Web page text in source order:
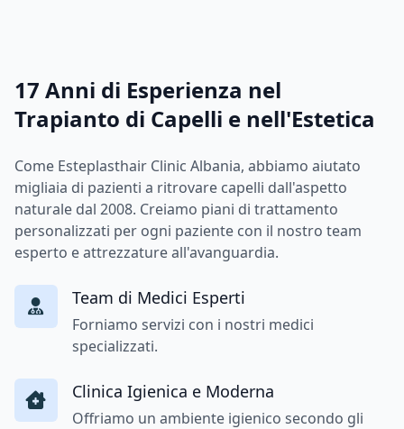
17 Anni di Esperienza nel
Trapianto di Capelli e nell'Estetica
Come Esteplasthair Clinic Albania, abbiamo aiutato
migliaia di pazienti a ritrovare capelli dall'aspetto
naturale dal 2008. Creiamo piani di trattamento
personalizzati per ogni paziente con il nostro team
esperto e attrezzature all'avanguardia.
Team di Medici Esperti
Forniamo servizi con i nostri medici
specializzati.
Clinica Igienica e Moderna
Offriamo un ambiente igienico secondo gli